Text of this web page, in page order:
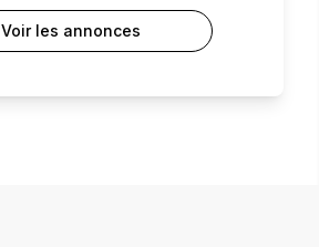
Voir les annonces